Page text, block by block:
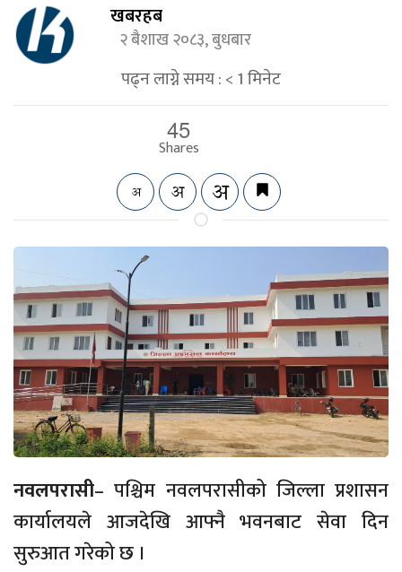
खबरहब
२ बैशाख २०८३, बुधबार
पढ्न लाग्ने समय :< 1मिनेट
45
Shares
नवलपरासी– पश्चिम नवलपरासीको जिल्ला प्रशासन
कार्यालयले आजदेखि आफ्नै भवनबाट सेवा दिन
सुरुआत गरेको छ ।